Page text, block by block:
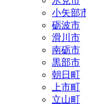
小矢部
砺波市
滑川市
南砺市
黒部市
朝日町
上市町
立山町